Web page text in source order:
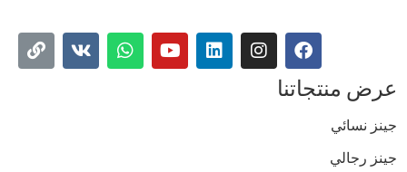
عرض منتجاتنا
جينز نسائي
جينز رجالي